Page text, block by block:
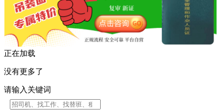
正在加载
没有更多了
请输入关键词